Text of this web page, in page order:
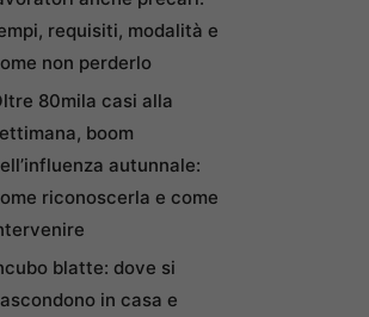
requisiti, modalità e
non perderlo
80mila casi alla
boom
autunnale:
riconoscerla e come
blatte: dove si
in casa e